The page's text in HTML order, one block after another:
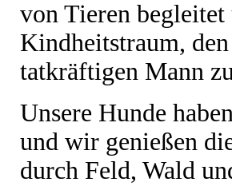
von Tieren
Kindheitstraum,
tatkräftigen Mann
Unsere Hunde
und wir genießen
durch Feld, Wald